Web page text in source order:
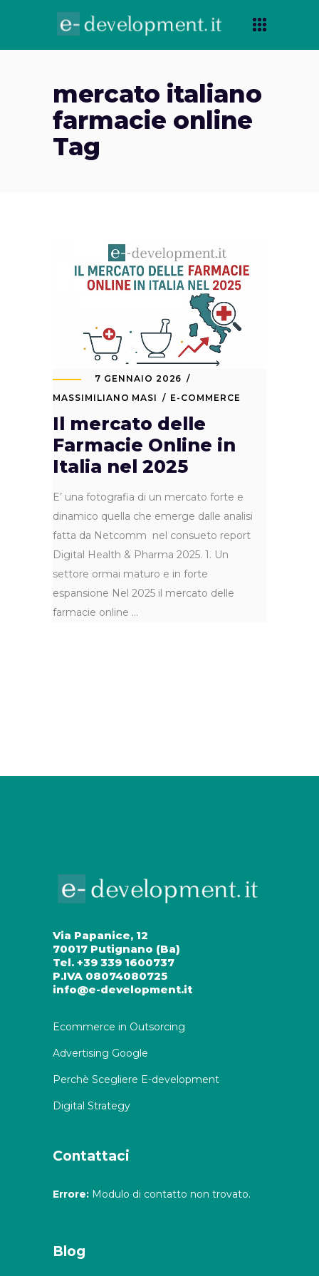
mercato italiano
farmacie online
Tag
7 GENNAIO 2026
MASSIMILIANO MASI
E-COMMERCE
Il mercato delle
Farmacie Online in
Italia nel 2025
E’ una fotografia di un mercato forte e
dinamico quella che emerge dalle analisi
fatta da Netcomm nel consueto report
Digital Health & Pharma 2025. 1. Un
settore ormai maturo e in forte
espansione Nel 2025 il mercato delle
farmacie online
Via Papanice, 12
70017 Putignano (Ba)
Tel. +39 339 1600737
P.IVA 08074080725
info@e-development.it
Ecommerce in Outsorcing
Advertising Google
Perchè Scegliere E-development
Digital Strategy
Contattaci
Errore: Modulo di contatto non trovato.
Blog